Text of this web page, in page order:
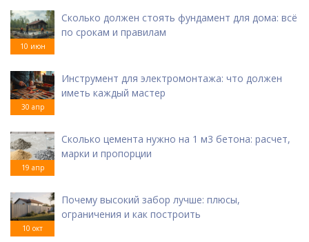
10 июн
Сколько должен стоять фундамент для дома: всё
по срокам и правилам
30 апр
Инструмент для электромонтажа: что должен
иметь каждый мастер
19 апр
Сколько цемента нужно на 1 м3 бетона: расчет,
марки и пропорции
10 окт
Почему высокий забор лучше: плюсы,
ограничения и как построить